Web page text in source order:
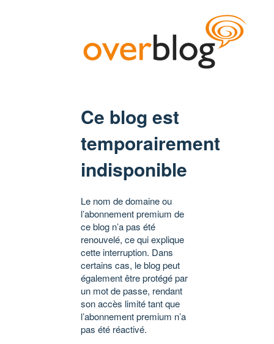
Ce blog est
temporairement
indisponible
Le nom de domaine ou
l’abonnement premium de
ce blog n’a pas été
renouvelé, ce qui explique
cette interruption. Dans
certains cas, le blog peut
également être protégé par
un mot de passe, rendant
son accès limité tant que
l’abonnement premium n’a
pas été réactivé.